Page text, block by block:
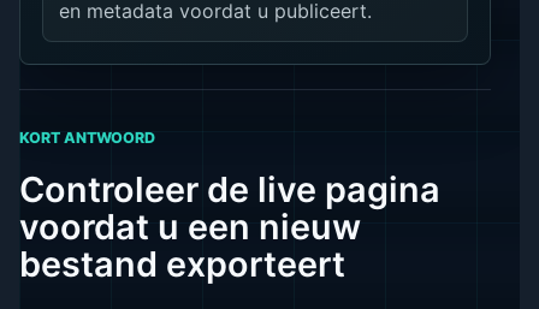
en metadata voordat u publiceert.
KORT ANTWOORD
Controleer de live pagina
voordat u een nieuw
bestand exporteert